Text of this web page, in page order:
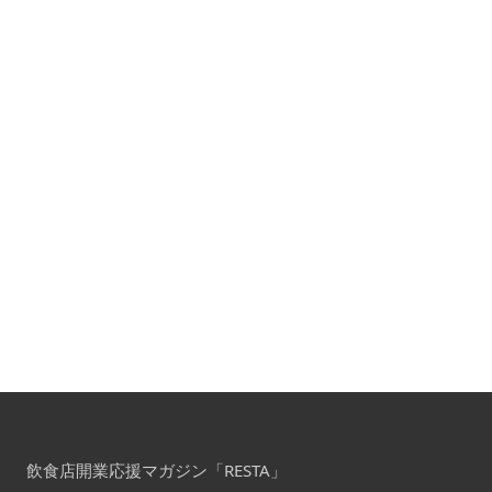
飲食店開業応援マガジン「RESTA」